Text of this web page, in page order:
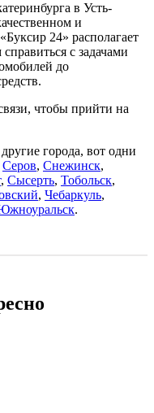
в Усть-
и
24» располагает
с задачами
до
чтобы прийти на
города, вот одни
Серов, Снежинск,
, Сысерть, Тобольск,
, Чебаркуль,
.